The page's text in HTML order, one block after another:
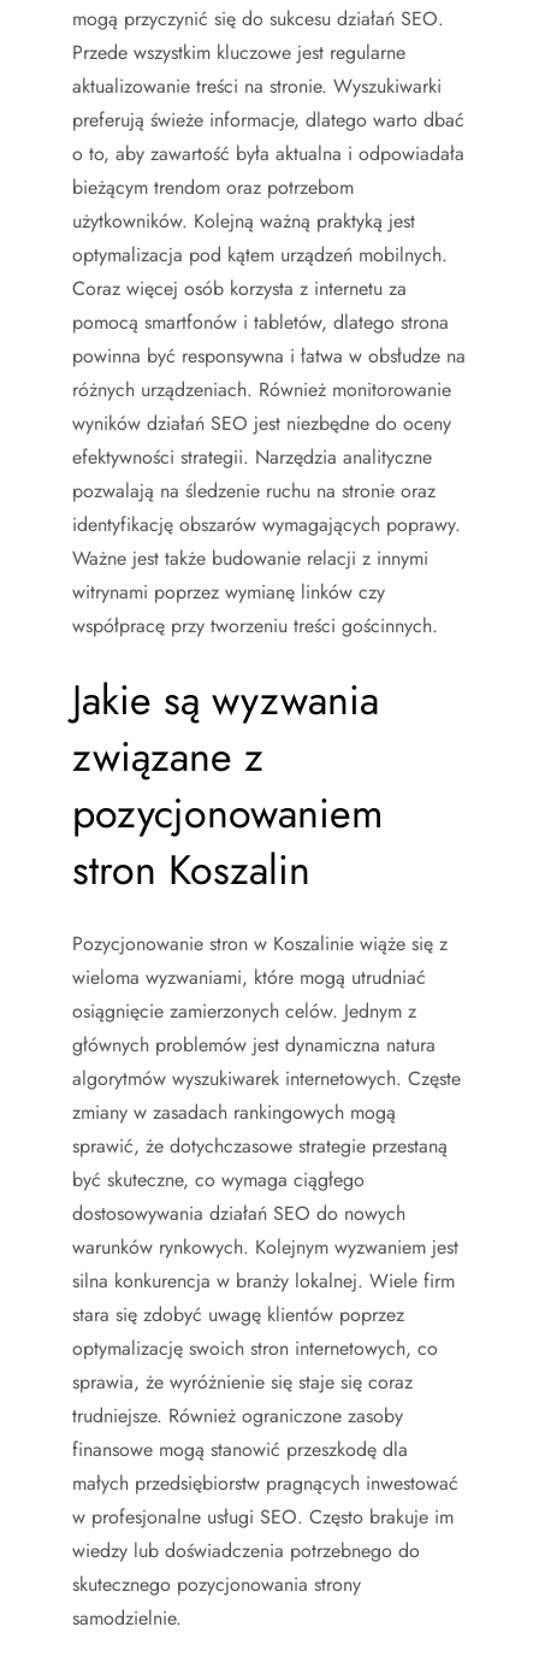
mogą przyczynić się do sukcesu działań SEO.
Przede wszystkim kluczowe jest regularne
aktualizowanie treści na stronie. Wyszukiwarki
preferują świeże informacje, dlatego warto dbać
o to, aby zawartość była aktualna i odpowiadała
bieżącym trendom oraz potrzebom
użytkowników. Kolejną ważną praktyką jest
optymalizacja pod kątem urządzeń mobilnych.
Coraz więcej osób korzysta z internetu za
pomocą smartfonów i tabletów, dlatego strona
powinna być responsywna i łatwa w obsłudze na
różnych urządzeniach. Również monitorowanie
wyników działań SEO jest niezbędne do oceny
efektywności strategii. Narzędzia analityczne
pozwalają na śledzenie ruchu na stronie oraz
identyfikację obszarów wymagających poprawy.
Ważne jest także budowanie relacji z innymi
witrynami poprzez wymianę linków czy
współpracę przy tworzeniu treści gościnnych.
Jakie są wyzwania
związane z
pozycjonowaniem
stron Koszalin
Pozycjonowanie stron w Koszalinie wiąże się z
wieloma wyzwaniami, które mogą utrudniać
osiągnięcie zamierzonych celów. Jednym z
głównych problemów jest dynamiczna natura
algorytmów wyszukiwarek internetowych. Częste
zmiany w zasadach rankingowych mogą
sprawić, że dotychczasowe strategie przestaną
być skuteczne, co wymaga ciągłego
dostosowywania działań SEO do nowych
warunków rynkowych. Kolejnym wyzwaniem jest
silna konkurencja w branży lokalnej. Wiele firm
stara się zdobyć uwagę klientów poprzez
optymalizację swoich stron internetowych, co
sprawia, że wyróżnienie się staje się coraz
trudniejsze. Również ograniczone zasoby
finansowe mogą stanowić przeszkodę dla
małych przedsiębiorstw pragnących inwestować
w profesjonalne usługi SEO. Często brakuje im
wiedzy lub doświadczenia potrzebnego do
skutecznego pozycjonowania strony
samodzielnie.